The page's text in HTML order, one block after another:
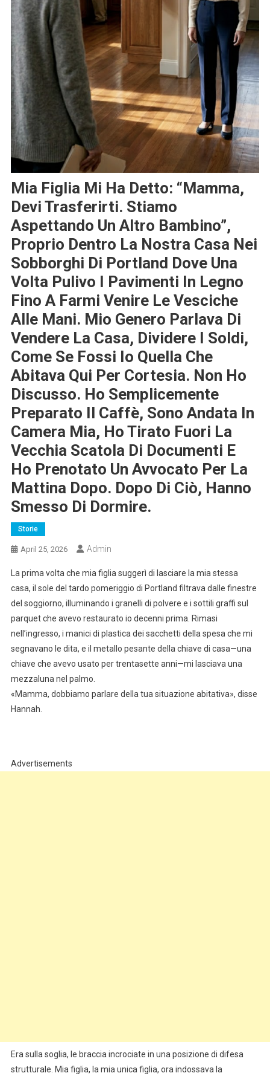
Mia Figlia Mi Ha Detto: “Mamma,
Devi Trasferirti. Stiamo
Aspettando Un Altro Bambino”,
Proprio Dentro La Nostra Casa Nei
Sobborghi Di Portland Dove Una
Volta Pulivo I Pavimenti In Legno
Fino A Farmi Venire Le Vesciche
Alle Mani. Mio Genero Parlava Di
Vendere La Casa, Dividere I Soldi,
Come Se Fossi Io Quella Che
Abitava Qui Per Cortesia. Non Ho
Discusso. Ho Semplicemente
Preparato Il Caffè, Sono Andata In
Camera Mia, Ho Tirato Fuori La
Vecchia Scatola Di Documenti E
Ho Prenotato Un Avvocato Per La
Mattina Dopo. Dopo Di Ciò, Hanno
Smesso Di Dormire.
Storie
April 25, 2026 Admin
La prima volta che mia figlia suggerì di lasciare la mia stessa
casa, il sole del tardo pomeriggio di Portland filtrava dalle finestre
del soggiorno, illuminando i granelli di polvere e i sottili graffi sul
parquet che avevo restaurato io decenni prima. Rimasi
nell’ingresso, i manici di plastica dei sacchetti della spesa che mi
segnavano le dita, e il metallo pesante della chiave di casa—una
chiave che avevo usato per trentasette anni—mi lasciava una
mezzaluna nel palmo.
«Mamma, dobbiamo parlare della tua situazione abitativa», disse
Hannah.
Advertisements
Era sulla soglia, le braccia incrociate in una posizione di difesa
strutturale. Mia figlia, la mia unica figlia, ora indossava la